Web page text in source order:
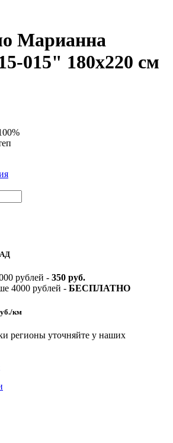
Марианна
015" 180х220 см
рублей - 350 руб.
4000 рублей - БЕСПЛАТНО
км
регионы уточняйте у наших